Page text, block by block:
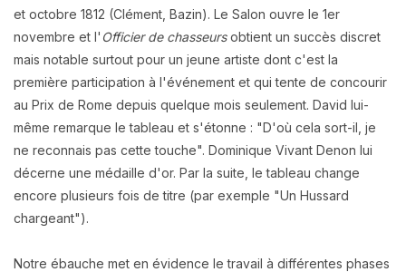
et octobre 1812 (Clément, Bazin). Le Salon ouvre le 1er
novembre et l' Officier de chasseursobtient un succès discret
mais notable surtout pour un jeune artiste dont c'est la
première participation à l'événement et qui tente de concourir
au Prix de Rome depuis quelque mois seulement. David lui-
même remarque le tableau et s'étonne : "D'où cela sort-il, je
ne reconnais pas cette touche". Dominique Vivant Denon lui
décerne une médaille d'or. Par la suite, le tableau change
encore plusieurs fois de titre (par exemple "Un Hussard
chargeant").
Notre ébauche met en évidence le travail à différentes phases